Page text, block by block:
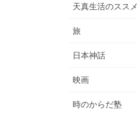
天真生活のススメ
旅
日本神話
映画
時のからだ塾